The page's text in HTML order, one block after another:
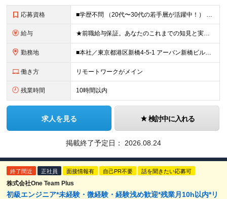
応募資格 ■学歴不問 （20代〜30代の若手層が活躍中！） ■IT業界にて何かしらの実務経験をお持ちの方 【職種未経験歓迎／第二新卒歓迎】 ＊開発実務経験がなくても、勉強しているヤル気な方。 ※独学で開発をし
給与 ★前職給与保証。あなたのこれまでの知見と実績を正当に評価します。 【IT実務経験者】 ◆月給30万円～（賞与2回/年 ＊理論年収 450万以上） ★経験者はスキルに応じて＜月給45万円～＞も可能で
勤務地 ■本社／東京都港区新橋4-5-1 アーバン新橋ビル11F ※(変更の範囲)上記を除く当社関連勤務地 【82.7％がリモートワーク／転勤なし】 本社もしくは東京都近郊の取引先での勤務となります。
働き方 リモートワークがメイン
残業時間 10時間以内
求人を見る 検討中に入れる
掲載終了予定日： 2026.08.24
終了間近 正社員 面接情報有 自己PR不要 話を聞きたい応募可
株式会社One Team Plus
初級エンジニア*未経験・微経験・経験浅め歓迎*残業月10h以内*リ